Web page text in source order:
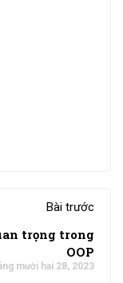
Bài trước
trọng trong
OOP
mười hai 28, 2023